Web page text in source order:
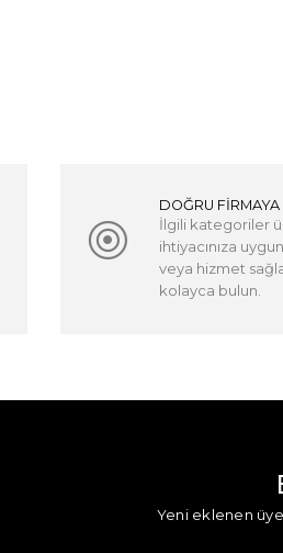
DOĞRU FİRMAYA
İlgili kategoriler
ihtiyacınıza
veya hizmet
kolayca bulun.
Yeni eklenen